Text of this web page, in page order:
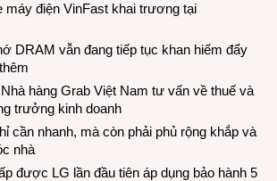
máy điện VinFast khai trương tại
DRAM vẫn đang tiếp tục khan hiếm đẩy
hàng Grab Việt Nam tư vấn về thuế và
trưởng kinh doanh
cần nhanh, mà còn phải phủ rộng khắp và
nhà
được LG lần đầu tiên áp dụng bảo hành 5